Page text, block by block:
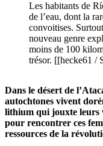
Les habitants de
de l’eau, dont la
convoitises.
nouveau genre
moins de 100
trésor. [[hecke61 /
Dans le désert de
autochtones vivent
lithium qui jouxte leurs
pour rencontrer ces
ressources de la